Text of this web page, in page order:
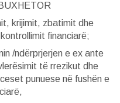
krijimit, zbatimit dhe
financiarë;
/ndërprjerjen e ex ante
të rrezikut dhe
punuese në fushën e